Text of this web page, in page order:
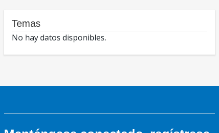
Temas
No hay datos disponibles.